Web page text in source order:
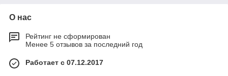
О нас
Рейтинг не сформирован
Менее 5 отзывов за последний год
Работает с 07.12.2017